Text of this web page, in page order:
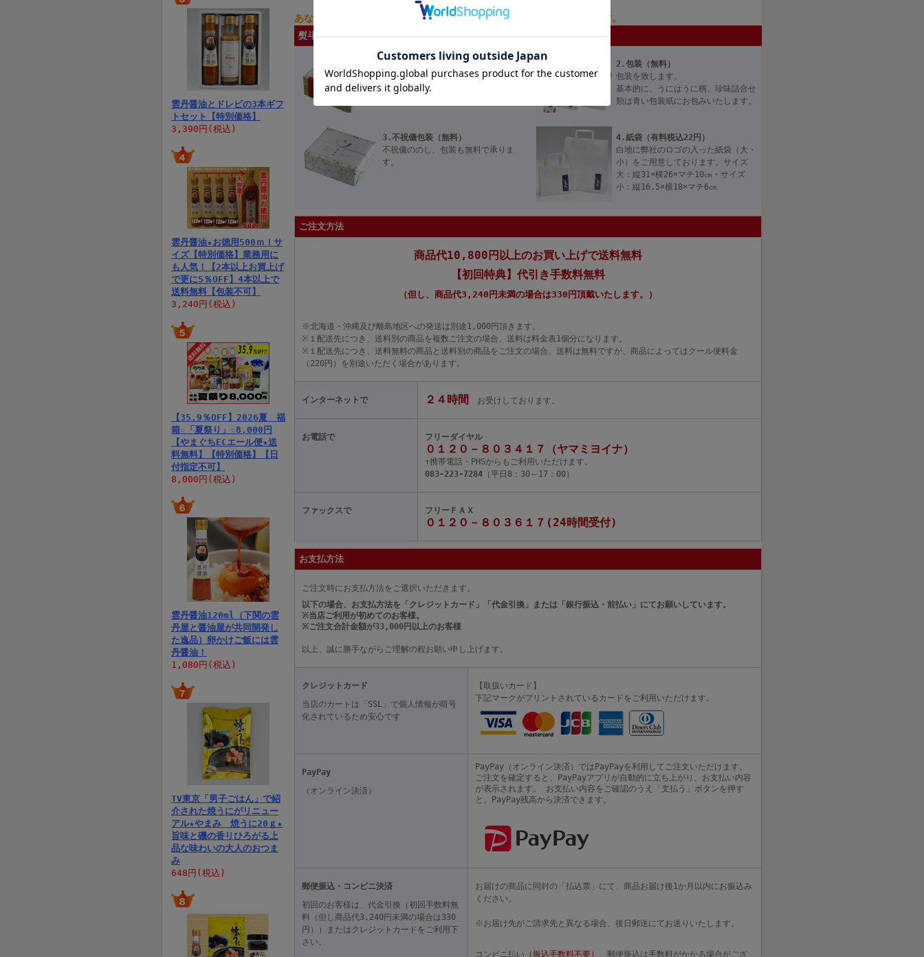
雲丹醤油とドレビの3本ギフ
トセット【特別価格】
3,390円(税込)
雲丹醤油★お徳用500ｍｌサ
イズ【特別価格】業務用に
も人気！【2本以上お買上げ
で更に5％OFF】4本以上で
送料無料【包装不可】
3,240円(税込)
【35.9％OFF】2026夏 福
箱☆「夏祭り」☆8,000円
【やまぐちECエール便★送
料無料】【特別価格】【日
付指定不可】
8,000円(税込)
雲丹醤油120ml（下関の雲
丹屋と醤油屋が共同開発し
た逸品）卵かけご飯には雲
丹醤油！
1,080円(税込)
TV東京「男子ごはん」で紹
介された焼うにがリニュー
アル★やまみ 焼うに20ｇ★
旨味と磯の香りひろがる上
品な味わいの大人のおつま
み
648円(税込)
あなた様のご希望にあわせて、心を込めて、のし・ラッピングいたします。
熨斗・ラッピングについて
無料で用途にあったのしをおかけいた
します。
2.包装（無料）
包装を致します。
基本的に、うにはうに柄、珍味詰合せ
類は青い包装紙にお包みいたします。
3.不祝儀包装（無料）
不祝儀ののし、包装も無料で承りま
す。
4.紙袋（有料税込22円）
白地に弊社のロゴの入った紙袋（大・
小）をご用意しております。サイズ
大：縦31×横26×マチ10㎝・サイズ
小：縦16.5×横18×マチ6㎝
ご注文方法
商品代10,800円以上のお買い上げで送料無料
【初回特典】代引き手数料無料
（但し、商品代3,240円未満の場合は330円頂戴いたします。）
※北海道・沖縄及び離島地区への発送は別途1,000円頂きます。
※１配送先につき、送料別の商品を複数ご注文の場合、送料は料金表1個分になります。
※１配送先につき、送料無料の商品と送料別の商品をご注文の場合、送料は無料ですが、商品によってはクール便料金
（220円）を別途いただく場合があります。
インターネットで ２４時間 お受けしております。
お電話で フリーダイヤル
０１２０－８０３４１７（ヤマミヨイナ）
↑携帯電話・PHSからもご利用いただけます。
083-223-7284 （平日8：30～17：00）
ファックスで フリーＦＡＸ
０１２０－８０３６１７(24時間受付)
お支払方法
ご注文時にお支払方法をご選択いただきます。
以下の場合、お支払方法を「クレジットカード」「代金引換」または「銀行振込・前払い」にてお願いしています。
※当店ご利用が初めてのお客様。
※ご注文合計金額が33,000円以上のお客様
以上、誠に勝手ながらご理解の程お願い申し上げます。
クレジットカード
当店のカートは「SSL」で個人情報が暗号
化されているため安心です
【取扱いカード】
下記マークがプリントされているカードをご利用いただけます。
PayPay
（オンライン決済）
PayPay（オンライン決済）ではPayPayを利用してご注文いただけます。
ご注文を確定すると、PayPayアプリが自動的に立ち上がり、お支払い内容
が表示されます。 お支払い内容をご確認のうえ「支払う」ボタンを押す
と、PayPay残高から決済できます。
郵便振込・コンビニ決済
初回のお客様は、代金引換（初回手数料無
料（但し商品代3,240円未満の場合は330
円））またはクレジットカードをご利用下
さい。
お届けの商品に同封の「払込票」にて、商品お届け後1か月以内にお振込み
ください。
※お届け先がご請求先と異なる場合、後日郵送にてお送りいたします。
コンビニ払い （振込手数料不要） 、郵便振込は手数料がかかる場合がござ